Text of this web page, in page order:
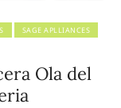
SAGE APLLIANCES
Ola del